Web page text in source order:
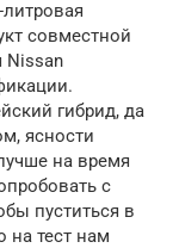
совместной
Nissan
гибрид, да
ясности
на время
с
пуститься в
на тест нам